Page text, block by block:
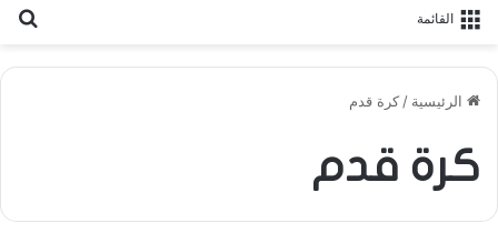
القائمة
الرئيسية /كرة قدم
كرة قدم